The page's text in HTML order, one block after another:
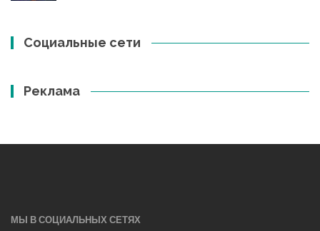
Социальные сети
Реклама
МЫ В СОЦИАЛЬНЫХ СЕТЯХ